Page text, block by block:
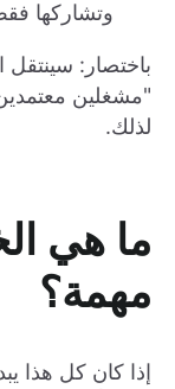
وتشاركها
باختصار:
"مشغلين
لذلك.
ما هي
مهمة؟
إذا كان كل هذا